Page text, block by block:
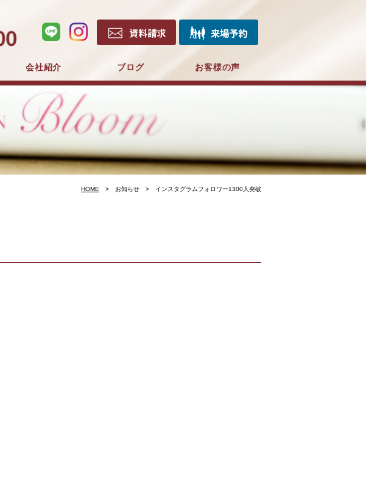
会社紹介 ブログ お客様の声
HOME お知らせ インスタグラムフォロワー1300人突破